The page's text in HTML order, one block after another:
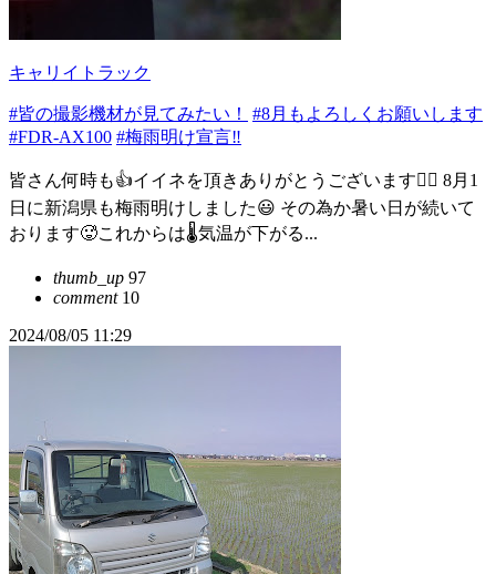
キャリイトラック
#皆の撮影機材が見てみたい！
#8月もよろしくお願いします
#FDR-AX100 #梅雨明け宣言‼️
皆さん何時も👍イイネを頂きありがとうございます‍🙇‍♂️ 8月1
日に新潟県も梅雨明けしました😃 その為か暑い日が続いて
おります🥵これからは🌡️気温が下がる...
thumb_up 97
comment10
2024/08/05 11:29